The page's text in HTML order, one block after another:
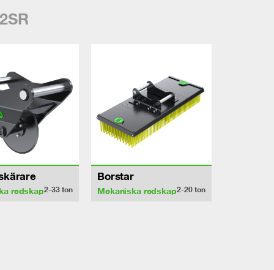
redskap2-33ton
Borstar
Mekaniska redskap2-20 ton